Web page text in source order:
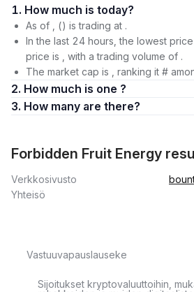
1. How much is today?
As of , () is trading at .
In the last 24 hours, the lowest
price is , with a trading volume of .
The market cap is , ranking it #
2. How much is one ?
3. How many are there?
Forbidden Fruit Energy
Verkkosivusto
Yhteisö
Vastuuvapauslauseke
Sijoitukset kryptovaluuttoihin,